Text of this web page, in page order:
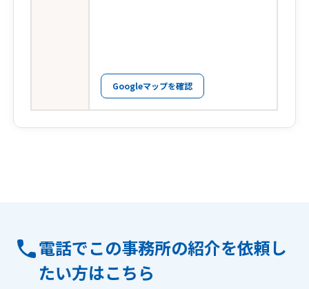
Googleマップを確認
電話でこの事務所の紹介を依頼し
たい方はこちら